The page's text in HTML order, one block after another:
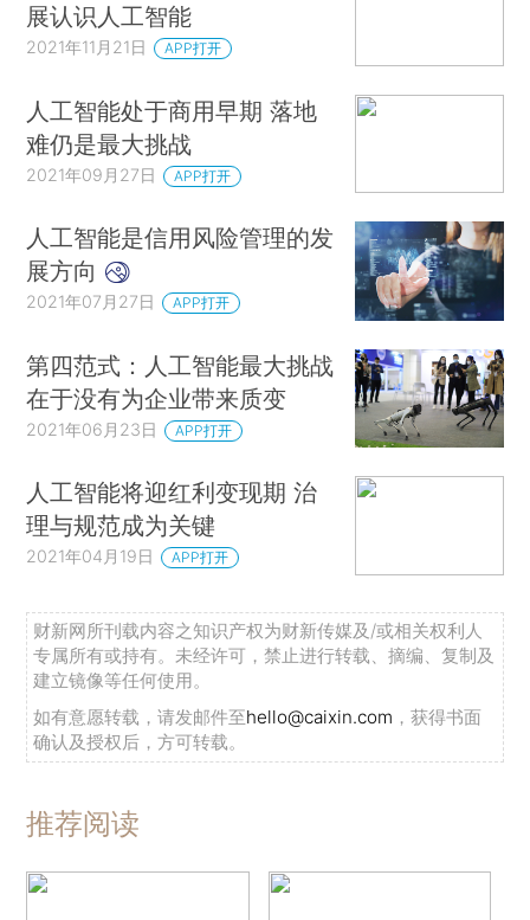
展认识人工智能
2021年11月21日 APP打开
人工智能处于商用早期 落地
难仍是最大挑战
2021年09月27日 APP打开
人工智能是信用风险管理的发
展方向
2021年07月27日 APP打开
第四范式：人工智能最大挑战
在于没有为企业带来质变
2021年06月23日 APP打开
人工智能将迎红利变现期 治
理与规范成为关键
2021年04月19日 APP打开
财新网所刊载内容之知识产权为财新传媒及/或相关权利人
专属所有或持有。未经许可，禁止进行转载、摘编、复制及
建立镜像等任何使用。
如有意愿转载，请发邮件至hello@caixin.com ，获得书面
确认及授权后，方可转载。
推荐阅读